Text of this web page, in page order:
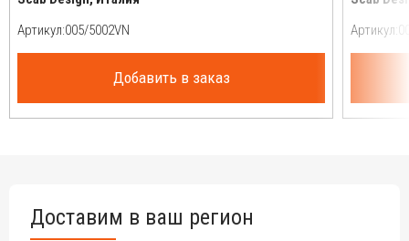
Артикул:
Добавить в заказ
Артикул:
Доставим в ваш регион